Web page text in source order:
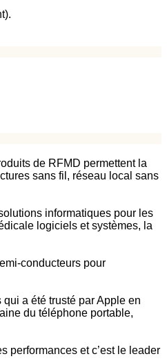
de RFMD permettent la
sans fil, réseau local sans
informatiques pour les
logiciels et systèmes, la
conducteurs pour
a été trusté par Apple en
du téléphone portable,
performances et c’est le leader